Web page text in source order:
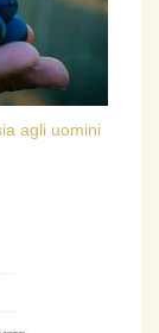
agli uomini